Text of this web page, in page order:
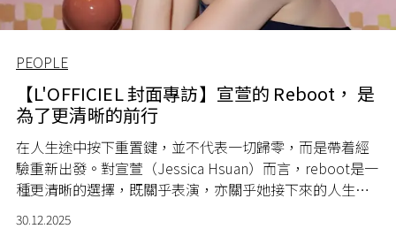
PEOPLE
【L'OFFICIEL 封面專訪】宣萱的 Reboot， 是
為了更清晰的前行
在人生途中按下重置鍵，並不代表一切歸零，而是帶着經
驗重新出發。對宣萱（Jessica Hsuan）而言，reboot是一
種更清晰的選擇，既關乎表演，亦關乎她接下來的人生方
向。
30.12.2025